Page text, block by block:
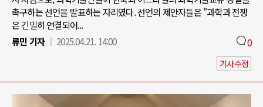
촉구하는 선언을 발표하는 자리였다. 선언의 제안자들은 "과학과 전쟁
은 긴밀히 연결되어...
류민 기자
2025.04.21. 14:00 0
기사수정